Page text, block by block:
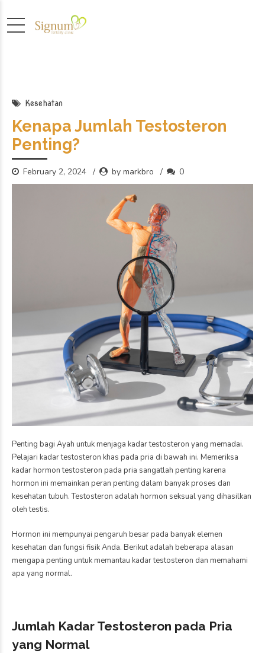
Kesehatan
Kenapa Jumlah Testosteron
Penting?
February 2, 2024 by markbro 0
Penting bagi Ayah untuk menjaga kadar testosteron yang memadai.
Pelajari kadar testosteron khas pada pria di bawah ini. Memeriksa
kadar hormon testosteron pada pria sangatlah penting karena
hormon ini memainkan peran penting dalam banyak proses dan
kesehatan tubuh. Testosteron adalah hormon seksual yang dihasilkan
oleh testis.
Hormon ini mempunyai pengaruh besar pada banyak elemen
kesehatan dan fungsi fisik Anda. Berikut adalah beberapa alasan
mengapa penting untuk memantau kadar testosteron dan memahami
apa yang normal.
Jumlah Kadar Testosteron pada Pria
yang Normal